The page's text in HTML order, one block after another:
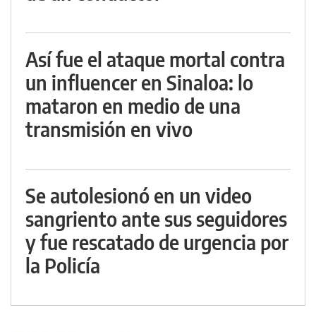
Así fue el ataque mortal contra
un influencer en Sinaloa: lo
mataron en medio de una
transmisión en vivo
Se autolesionó en un video
sangriento ante sus seguidores
y fue rescatado de urgencia por
la Policía